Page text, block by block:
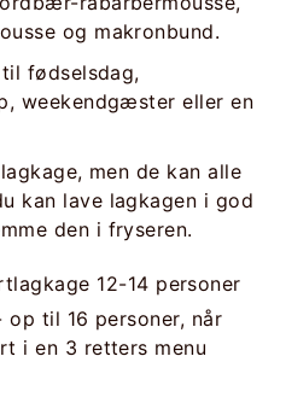
og makronbund.
fødselsdag,
weekendgæster eller en
men de kan alle
kan lave lagkagen i god
den i fryseren.
12-14 personer
til 16 personer, når
i en 3 retters menu